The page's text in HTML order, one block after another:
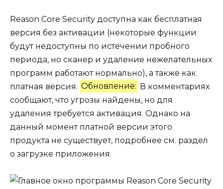
Reason Core Security доступна как бесплатная
версия без активации (некоторые функции
будут недоступны по истечении пробного
периода, но сканер и удаление нежелательных
программ работают нормально), а также как
платная версия. Обновление: В комментариях
сообщают, что угрозы найдены, но для
удаления требуется активация. Однако на
данный момент платной версии этого
продукта не существует, подробнее см. раздел
о загрузке приложения.